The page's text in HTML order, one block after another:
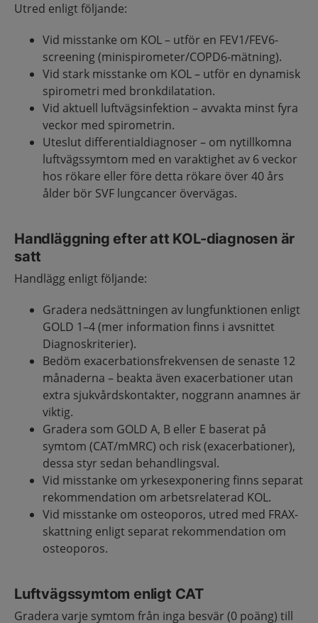
Utred enligt följande:
Vid misstanke om KOL – utför en FEV1/FEV6-
screening (minispirometer/COPD6-mätning).
Vid stark misstanke om KOL – utför en dynamisk
spirometri med bronkdilatation.
Vid aktuell luftvägsinfektion – avvakta minst fyra
veckor med spirometrin.
Uteslut differentialdiagnoser – om nytillkomna
luftvägssymtom med en varaktighet av 6 veckor
hos rökare eller före detta rökare över 40 års
ålder bör SVF lungcancer övervägas.
Handläggning efter att KOL-diagnosen är
satt
Handlägg enligt följande:
Gradera nedsättningen av lungfunktionen enligt
GOLD 1–4 (mer information finns i avsnittet
Diagnoskriterier).
Bedöm exacerbationsfrekvensen de senaste 12
månaderna – beakta även exacerbationer utan
extra sjukvårdskontakter, noggrann anamnes är
viktig.
Gradera som GOLD A, B eller E baserat på
symtom (CAT/mMRC) och risk (exacerbationer),
dessa styr sedan behandlingsval.
Vid misstanke om yrkesexponering finns separat
rekommendation om arbetsrelaterad KOL.
Vid misstanke om osteoporos, utred med FRAX-
skattning enligt separat rekommendation om
osteoporos.
Luftvägssymtom enligt CAT
Gradera varje symtom från inga besvär (0 poäng) till